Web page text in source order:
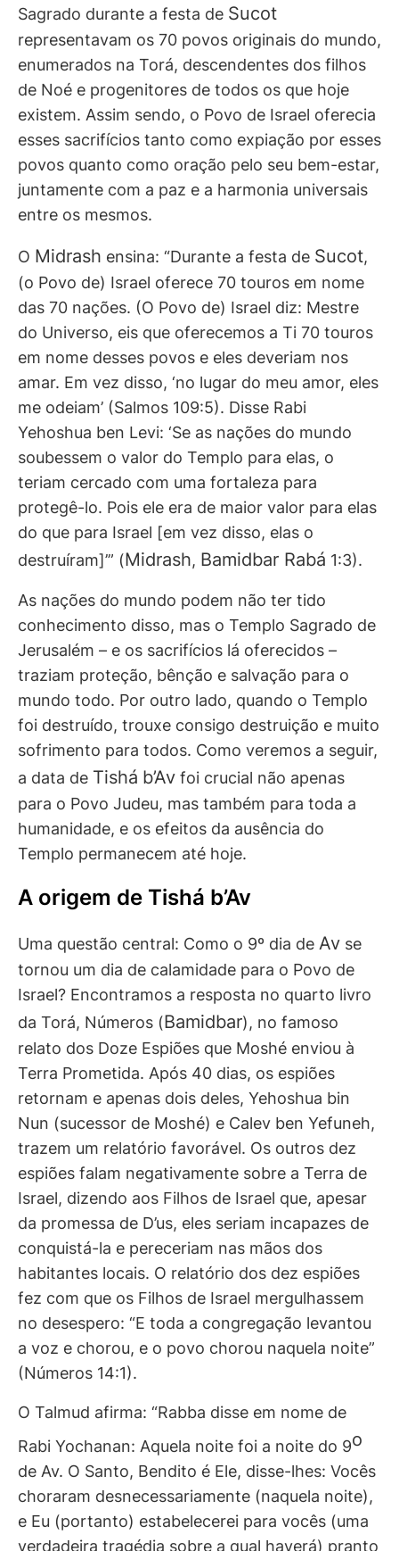
Sagrado durante a festa de Sucot
representavam os 70 povos originais do mundo,
enumerados na Torá, descendentes dos filhos
de Noé e progenitores de todos os que hoje
existem. Assim sendo, o Povo de Israel oferecia
esses sacrifícios tanto como expiação por esses
povos quanto como oração pelo seu bem-estar,
juntamente com a paz e a harmonia universais
entre os mesmos.
O Midrash ensina: “Durante a festa de Sucot,
(o Povo de) Israel oferece 70 touros em nome
das 70 nações. (O Povo de) Israel diz: Mestre
do Universo, eis que oferecemos a Ti 70 touros
em nome desses povos e eles deveriam nos
amar. Em vez disso, ‘no lugar do meu amor, eles
me odeiam’ (Salmos 109:5). Disse Rabi
Yehoshua ben Levi: ‘Se as nações do mundo
soubessem o valor do Templo para elas, o
teriam cercado com uma fortaleza para
protegê-lo. Pois ele era de maior valor para elas
do que para Israel [em vez disso, elas o
destruíram]’” (Midrash, Bamidbar Rabá 1:3).
As nações do mundo podem não ter tido
conhecimento disso, mas o Templo Sagrado de
Jerusalém – e os sacrifícios lá oferecidos –
traziam proteção, bênção e salvação para o
mundo todo. Por outro lado, quando o Templo
foi destruído, trouxe consigo destruição e muito
sofrimento para todos. Como veremos a seguir,
a data de Tishá b’Av foi crucial não apenas
para o Povo Judeu, mas também para toda a
humanidade, e os efeitos da ausência do
Templo permanecem até hoje.
A origem de Tishá b’Av
Uma questão central: Como o 9º dia de Av se
tornou um dia de calamidade para o Povo de
Israel? Encontramos a resposta no quarto livro
da Torá, Números (Bamidbar), no famoso
relato dos Doze Espiões que Moshé enviou à
Terra Prometida. Após 40 dias, os espiões
retornam e apenas dois deles, Yehoshua bin
Nun (sucessor de Moshé) e Calev ben Yefuneh,
trazem um relatório favorável. Os outros dez
espiões falam negativamente sobre a Terra de
Israel, dizendo aos Filhos de Israel que, apesar
da promessa de D’us, eles seriam incapazes de
conquistá-la e pereceriam nas mãos dos
habitantes locais. O relatório dos dez espiões
fez com que os Filhos de Israel mergulhassem
no desespero: “E toda a congregação levantou
a voz e chorou, e o povo chorou naquela noite”
(Números 14:1).
O Talmud afirma: “Rabba disse em nome de
Rabi Yochanan: Aquela noite foi a noite do 9o
de Av. O Santo, Bendito é Ele, disse-lhes: Vocês
choraram desnecessariamente (naquela noite),
e Eu (portanto) estabelecerei para vocês (uma
verdadeira tragédia sobre a qual haverá) pranto